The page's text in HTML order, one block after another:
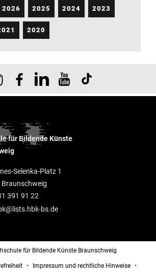
2026 2025 2024 2023
2020
für Bildende Künste
Selenka-Platz 1
391 91 22
bs.de
für Bildende Künste Braunschweig
Impressum und rechtliche Hinweise